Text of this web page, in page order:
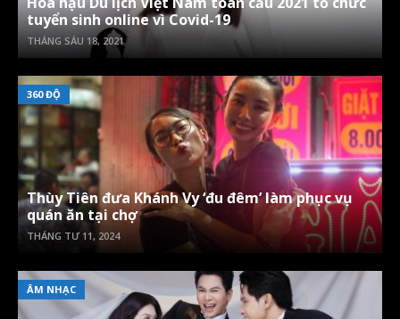
tuyển sinh online vì Covid-19
THÁNG SÁU 18, 2021
360 ĐỘ
Thùy Tiên đưa Khánh Vy ‘đu đêm’ làm phục vụ
quán ăn tại chợ
THÁNG TƯ 11, 2024
ÂM NHẠC